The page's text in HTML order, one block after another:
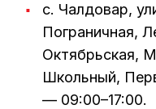
с. Чалдовар,
Пограничная,
Октябрьская,
Школьный,
— 09:00–17:00.